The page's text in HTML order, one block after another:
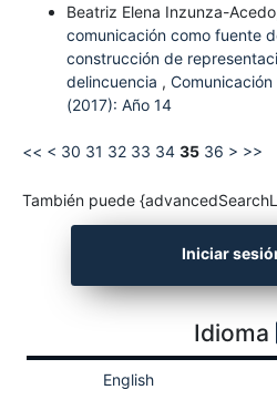
Beatriz Elena Inzunza-
comunicación como fuente
construcción de
delincuencia ,
(2017): Año 14
<< < 30 31 32 33 34 35 36 > >>
También puede
Iniciar
Idioma
English